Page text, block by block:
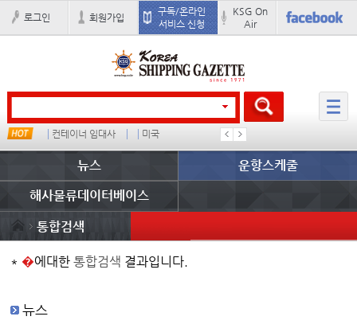
로그인 회원가입
구독/온라인
서비스 신청
KSG On
Air
컨테이너 임대사 미국 �
뉴스 운항스케줄
해사물류데이터베이스
통합검색
* �에대한통합검색 결과입니다.
뉴스